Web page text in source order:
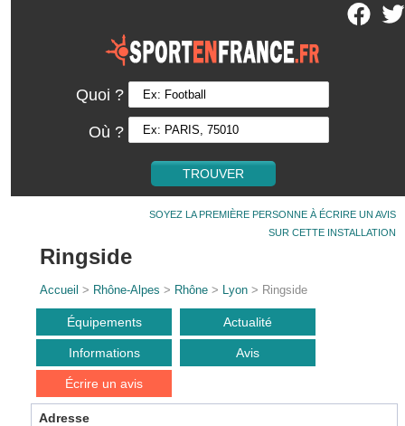
Quoi ?
Où ?
SOYEZ LA PREMIÈRE PERSONNE À ÉCRIRE UN AVIS
SUR CETTE INSTALLATION
Ringside
Accueil > Rhône-Alpes > Rhône > Lyon > Ringside
Équipements Actualité
Informations Avis
Écrire un avis
Adresse